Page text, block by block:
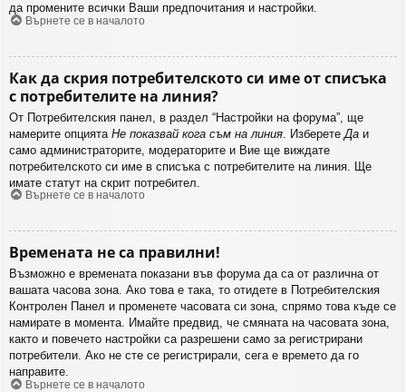
да промените всички Ваши предпочитания и настройки.
Върнете се в началото
Как да скрия потребителското си име от списъка
с потребителите на линия?
От Потребителския панел, в раздел “Настройки на форума”, ще
намерите опцията Не показвай кога съм на линия . Изберете Да и
само администраторите, модераторите и Вие ще виждате
потребителското си име в списъка с потребителите на линия. Ще
имате статут на скрит потребител.
Върнете се в началото
Времената не са правилни!
Възможно е времената показани във форума да са от различна от
вашата часова зона. Ако това е така, то отидете в Потребителския
Контролен Панел и променете часовата си зона, спрямо това къде се
намирате в момента. Имайте предвид, че смяната на часовата зона,
както и повечето настройки са разрешени само за регистрирани
потребители. Ако не сте се регистрирали, сега е времето да го
направите.
Върнете се в началото